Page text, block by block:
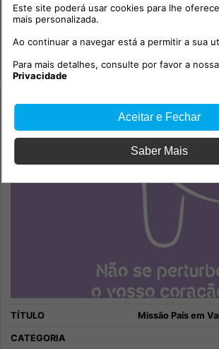
Missão País em
Este site poderá usar cookies para lhe
mais personalizada.
Ao continuar a navegar está a permitir a sua
Para mais detalhes, consulte por favor a
Privacidade
Aceitar e Fechar
Saber Mais